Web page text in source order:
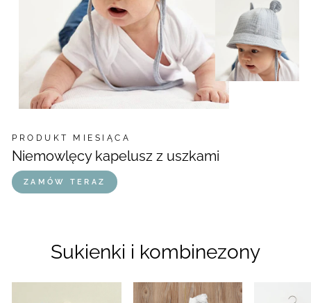
PRODUKT MIESIĄCA
Niemowlęcy kapelusz z uszkami
ZAMÓW TERAZ
Sukienki i kombinezony